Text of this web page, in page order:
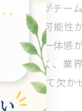
ンバーがチー
まれる可能性
しての一体感
けでなく、業
において欠か